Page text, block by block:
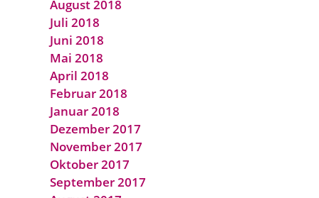
August 2018
Juli 2018
Juni 2018
Mai 2018
April 2018
Februar 2018
Januar 2018
Dezember 2017
November 2017
Oktober 2017
September 2017